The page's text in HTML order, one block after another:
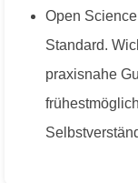
Open
Standard.
praxisnahe